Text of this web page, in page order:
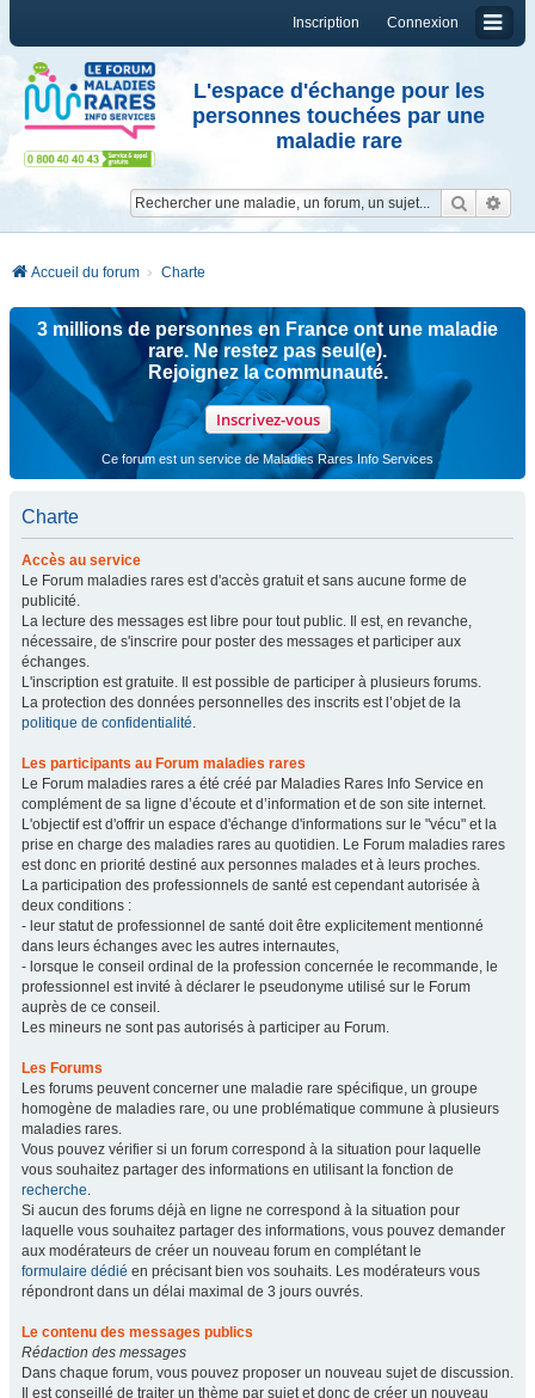
Connexion
Inscription
L'espace d'échange pour les
personnes touchées par une
maladie rare
Accueil du forum Charte
3 millions de personnes en France ont une maladie
rare. Ne restez pas seul(e).
Rejoignez la communauté.
Inscrivez-vous
Ce forum est un service de Maladies Rares Info Services
Charte
Accès au service
Le Forum maladies rares est d'accès gratuit et sans aucune forme de
publicité.
La lecture des messages est libre pour tout public. Il est, en revanche,
nécessaire, de s'inscrire pour poster des messages et participer aux
échanges.
L'inscription est gratuite. Il est possible de participer à plusieurs forums.
La protection des données personnelles des inscrits est l’objet de la
politique de confidentialité.
Les participants au Forum maladies rares
Le Forum maladies rares a été créé par Maladies Rares Info Service en
complément de sa ligne d’écoute et d’information et de son site internet.
L'objectif est d'offrir un espace d'échange d'informations sur le "vécu" et la
prise en charge des maladies rares au quotidien. Le Forum maladies rares
est donc en priorité destiné aux personnes malades et à leurs proches.
La participation des professionnels de santé est cependant autorisée à
deux conditions :
- leur statut de professionnel de santé doit être explicitement mentionné
dans leurs échanges avec les autres internautes,
- lorsque le conseil ordinal de la profession concernée le recommande, le
professionnel est invité à déclarer le pseudonyme utilisé sur le Forum
auprès de ce conseil.
Les mineurs ne sont pas autorisés à participer au Forum.
Les Forums
Les forums peuvent concerner une maladie rare spécifique, un groupe
homogène de maladies rare, ou une problématique commune à plusieurs
maladies rares.
Vous pouvez vérifier si un forum correspond à la situation pour laquelle
vous souhaitez partager des informations en utilisant la fonction de
recherche.
Si aucun des forums déjà en ligne ne correspond à la situation pour
laquelle vous souhaitez partager des informations, vous pouvez demander
aux modérateurs de créer un nouveau forum en complétant le
formulaire dédié en précisant bien vos souhaits. Les modérateurs vous
répondront dans un délai maximal de 3 jours ouvrés.
Le contenu des messages publics
Rédaction des messages
Dans chaque forum, vous pouvez proposer un nouveau sujet de discussion.
Il est conseillé de traiter un thème par sujet et donc de créer un nouveau